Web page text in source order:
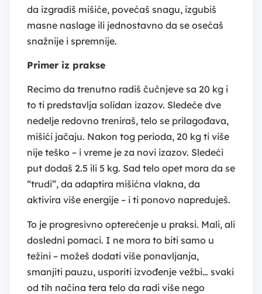
da izgradiš mišiće, povećaš snagu, izgubiš
masne naslage ili jednostavno da se osećaš
snažnije i spremnije.
Primer iz prakse
Recimo da trenutno radiš čučnjeve sa 20 kg i
to ti predstavlja solidan izazov. Sledeće dve
nedelje redovno treniraš, telo se prilagođava,
mišići jačaju. Nakon tog perioda, 20 kg ti više
nije teško – i vreme je za novi izazov. Sledeći
put dodaš 2.5 ili 5 kg. Sad telo opet mora da se
“trudi”, da adaptira mišićna vlakna, da
aktivira više energije – i ti ponovo napreduješ.
To je progresivno opterećenje u praksi. Mali, ali
dosledni pomaci. I ne mora to biti samo u
težini – možeš dodati više ponavljanja,
smanjiti pauzu, usporiti izvođenje vežbi… svaki
od tih načina tera telo da radi više nego